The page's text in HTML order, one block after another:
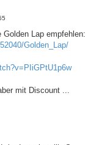
Lap empfehlen:
Golden_Lap/
mit Discount ...